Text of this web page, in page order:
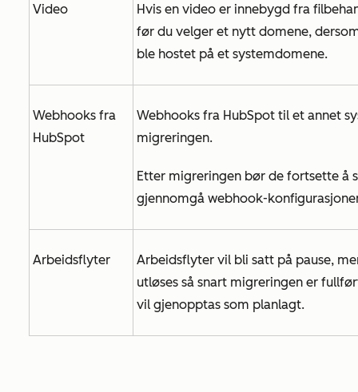
Video
Hvis en video er innebygd fra
før du velger et nytt domene,
ble hostet på et systemdomene.
Webhooks fra
HubSpot
Webhooks fra HubSpot til et annet
migreringen.
Etter migreringen bør de fortsette å
gjennomgå webhook-
Arbeidsflyter
Arbeidsflyter vil bli satt på pause,
utløses så snart migreringen er
vil gjenopptas som planlagt.